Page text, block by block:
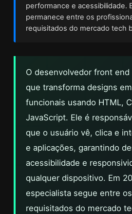
performance e acessibilidade.
permanece entre os
requisitados do mercado tech
O desenvolvedor front
que transforma designs
funcionais usando HTML,
JavaScript. Ele é
que o usuário vê, clica e
e aplicações, garantindo
acessibilidade e
qualquer dispositivo. Em
especialista segue entre
requisitados do mercado